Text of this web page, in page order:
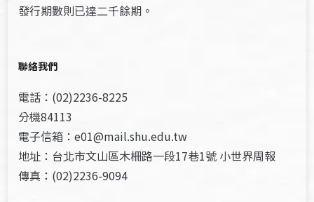
發行期數則已達二千餘期。
聯絡我們
電話：(02)2236-8225
分機84113
電子信箱：e01@mail.shu.edu.tw
地址：台北市文山區木柵路一段17巷1號 小世界周報
傳真：(02)2236-9094